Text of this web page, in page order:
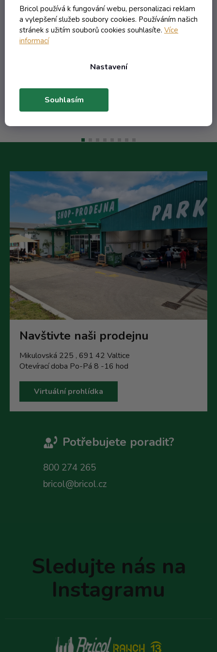
Bricol používá k fungování webu, personalizaci reklam
a vylepšení služeb soubory cookies. Používáním našich
stránek s užitím souborů cookies souhlasíte. Více
informací
Nastavení
Souhlasím
marhuľovica
Externí sklad - dodání do 10 dnů
268,57 Kč
Navštivte naši prodejnu
Mikulovská 225 , 691 42 Valtice
Otevírací doba Po-Pá 8 -16 hod
Virtuální prohlídka
Potřebujete poradit?
800 274 265
bricol@bricol.cz
Sledujte nás na
Instagramu